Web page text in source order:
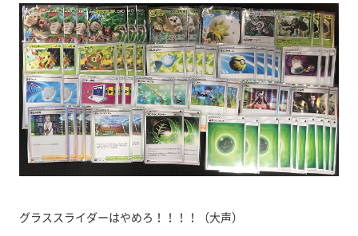
グラススライダーはやめろ！！！！（大声）